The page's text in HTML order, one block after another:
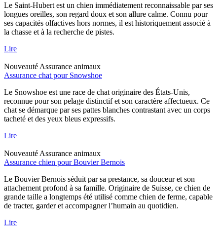
Le Saint-Hubert est un chien immédiatement reconnaissable par ses
longues oreilles, son regard doux et son allure calme. Connu pour
ses capacités olfactives hors normes, il est historiquement associé à
la chasse et à la recherche de pistes.
Lire
Nouveauté Assurance animaux
Assurance chat pour Snowshoe
Le Snowshoe est une race de chat originaire des États-Unis,
reconnue pour son pelage distinctif et son caractère affectueux. Ce
chat se démarque par ses pattes blanches contrastant avec un corps
tacheté et des yeux bleus expressifs.
Lire
Nouveauté Assurance animaux
Assurance chien pour Bouvier Bernois
Le Bouvier Bernois séduit par sa prestance, sa douceur et son
attachement profond à sa famille. Originaire de Suisse, ce chien de
grande taille a longtemps été utilisé comme chien de ferme, capable
de tracter, garder et accompagner l’humain au quotidien.
Lire